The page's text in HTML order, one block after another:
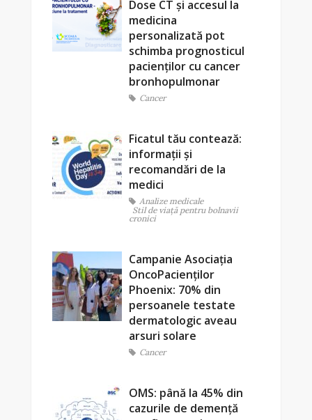
Dose CT și accesul la
medicina
personalizată pot
schimba prognosticul
pacienților cu cancer
bronhopulmonar
Cancer
Ficatul tău contează:
informații și
recomandări de la
medici
Analize medicale
Stil de viaţă pentru bolnavii
cronici
Campanie Asociația
OncoPacienților
Phoenix: 70% din
persoanele testate
dermatologic aveau
arsuri solare
Cancer
OMS: până la 45% din
cazurile de demență